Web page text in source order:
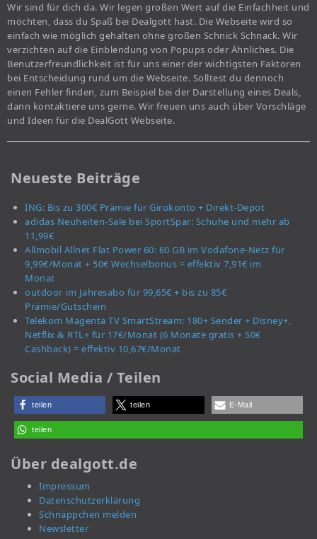
Wir sind für dich da. Wir legen großen Wert auf die Einfachheit und
möchten, dass du Spaß bei Dealgott hast. Die Webseite wird so
einfach wie möglich gehalten ohne großen Schnick Schnack. Wir
verzichten auf die Einblendung von Popups oder Ähnliches. Die
Benutzerfreundlichkeit ist für uns einer der wichtigsten Faktoren
bei Entscheidung rund um die Webseite. Solltest du dennoch
einen Fehler finden, zum Beispiel bei der Darstellung eines Deals,
dann kontaktiere uns gerne. Wir freuen uns auch über Vorschläge
und Ideen für die DealGott Webseite.
Neueste Beiträge
ING: Bis zu 300€ Prämie für Girokonto + Direkt-Depot
adidas Neuheiten-Sale bei SportSpar: Schuhe und mehr ab
11,99€
Allmobil Allnet Flat Power 60: 60 GB im Vodafone-Netz für
9,99€/Monat + 50€ Wechselbonus = effektiv 7,91€ im
Monat
outdoor im Jahresabo für 99,65€ + bis zu 85€
Prämie/Gutschein
Telekom Magenta TV SmartStream: 180+ Sender + Disney+,
Netflix & RTL+ für 17€/Monat (6 Monate gratis + 50€
Cashback) = effektiv 10,67€/Monat
Social Media / Teilen
teilen teilen E-Mail
teilen
Über dealgott.de
Impressum
Datenschutzerklärung
Schnäppchen melden
Newsletter